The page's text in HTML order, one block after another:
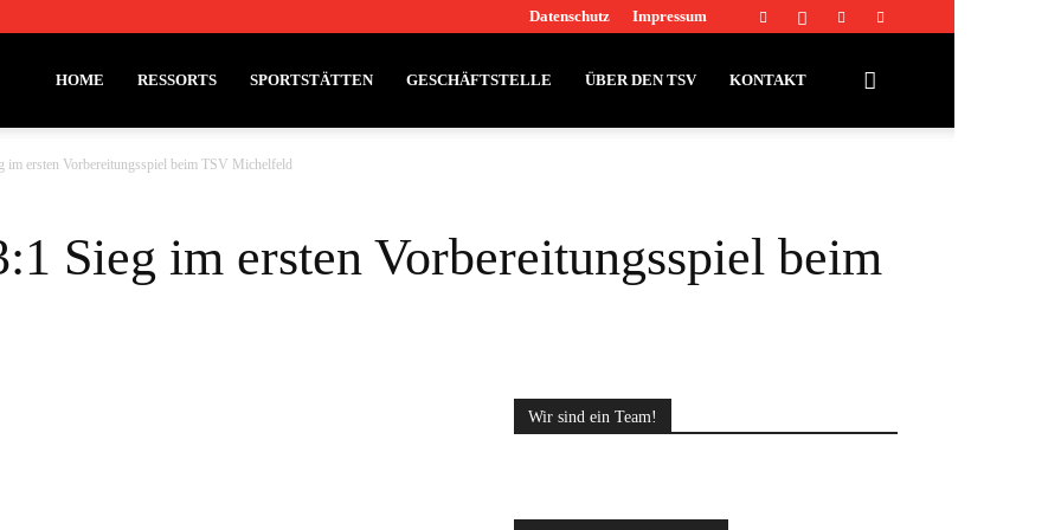
Datenschutz Impressum
HOME RESSORTS SPORTSTÄTTEN GESCHÄFTSTELLE ÜBER DEN TSV KONTAKT
im ersten Vorbereitungsspiel beim TSV Michelfeld
Sieg im ersten Vorbereitungsspiel beim
Wir sind ein Team!